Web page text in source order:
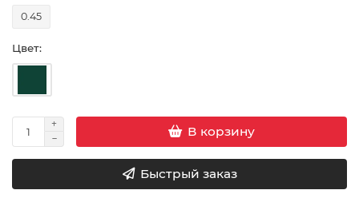
0.45
Цвет:
В корзину
Быстрый заказ